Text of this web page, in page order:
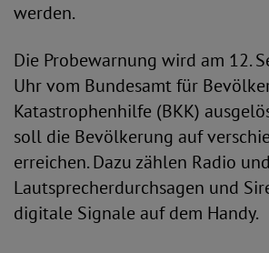
werden.
Die Probewarnung wird am 12.
Uhr vom Bundesamt für
Katastrophenhilfe (BKK)
soll die Bevölkerung auf
erreichen. Dazu zählen Radio
Lautsprecherdurchsagen und
digitale Signale auf dem Handy.